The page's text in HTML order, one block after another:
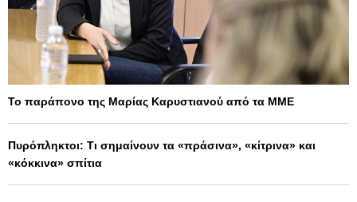
Το παράπονο της Μαρίας Καρυστιανού από τα ΜΜΕ
Πυρόπληκτοι: Τι σημαίνουν τα «πράσινα», «κίτρινα» και
«κόκκινα» σπίτια